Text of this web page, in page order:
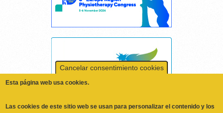
Esta página web usa cookies.
Además, compartimos información sobre el uso que haga del sitio web
con nuestros partners de redes sociales, publicidad y análisis web,
quienes pueden combinarla con otra información que les haya
sus servicios. No, Deme más información